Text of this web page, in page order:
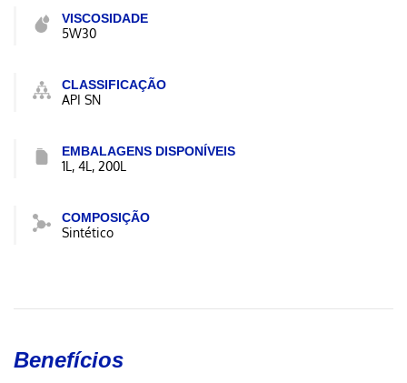
VISCOSIDADE
5W30
CLASSIFICAÇÃO
API SN
EMBALAGENS DISPONÍVEIS
1L, 4L, 200L
COMPOSIÇÃO
Sintético
Benefícios